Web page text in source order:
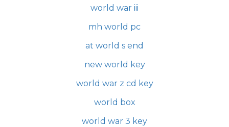
world war iii
mh world pc
at world s end
new world key
world war z cd key
world box
world war 3 key